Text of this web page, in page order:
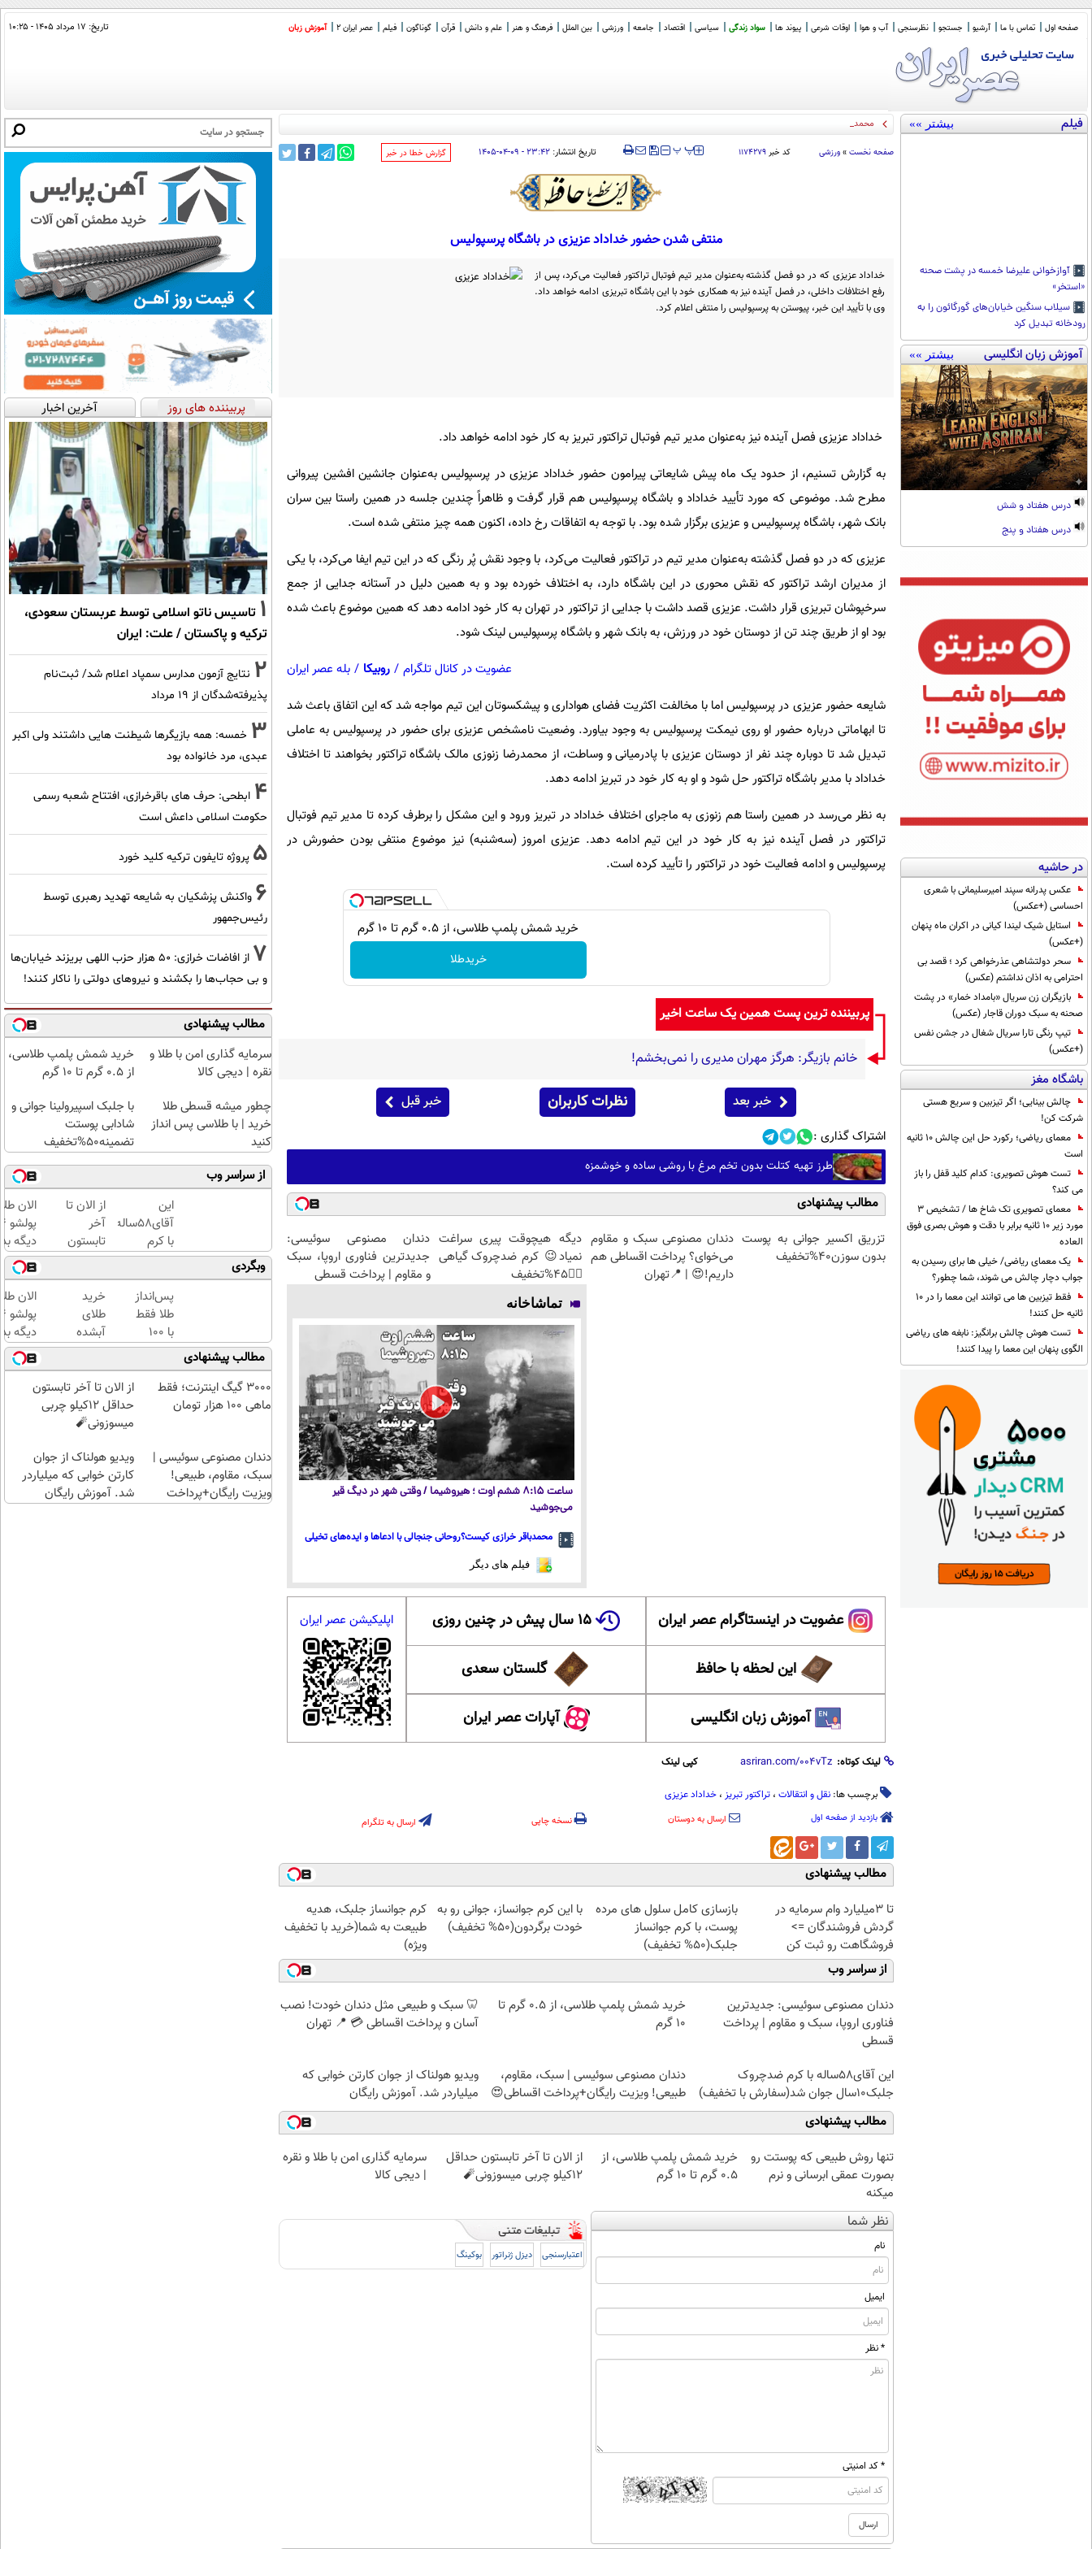
صفحه اول تماس با ما آرشیو جستجو نظرسنجی آب و هوا اوقات شرعی پیوند ها سواد زندگی سیاسی اقتصاد جامعه ورزشی بین الملل فرهنگ و هنر علم و دانش قرآن گوناگون فیلم عصر ایران 2 آموزش زبان تاریخ: ۱۷ مرداد ۱۴۰۵ - ۱۰:۲۵
فیلم بیشتر »»
آوازخوانی علیرضا خمسه در پشت صحنه
«استخر»
سیلاب سنگین خیابان‌های گورگائون را به
رودخانه تبدیل کرد
آموزش زبان انگلیسی بیشتر »»
درس هفتاد و شش
درس هفتاد و پنج
در حاشیه
عکس پدرانه سپند امیرسلیمانی با شعری
احساسی (+عکس)
استایل شیک لیندا کیانی در اکران ماه پنهان
(+عکس)
سحر دولتشاهی عذرخواهی کرد ؛ قصد بی
احترامی به اذان نداشتم (عکس)
بازیگران زن سریال «بامداد خمار» در پشت
صحنه به سبک دوران قاجار (عکس)
تیپ رنگی تارا سریال شغال در جشن نفس
(+عکس)
باشگاه مغز
چالش بینایی؛ اگر تیزبین و سریع هستی
شرکت کن!
معمای ریاضی؛ رکورد حل این چالش 10 ثانیه
است
تست هوش تصویری: کدام کلید قفل را باز
می کند؟
معمای تصویری تک شاخ ها / تشخیص 3
مورد زیر 10 ثانیه برابر با دقت و هوش بصری فوق
العاده
یک معمای ریاضی/ خیلی ها برای رسیدن به
جواب دچار چالش می شوند، شما چطور؟
فقط تیزبین ها می توانند این معما را در 10
ثانیه حل کنند!
تست هوش چالش برانگیز: نابغه های ریاضی
الگوی پنهان این معما را پیدا کنند!
محمدباقر خرازی تحت ت
صفحه نخست » ورزشی کد خبر ۱۱۷۴۲۷۹ ‍‍‍ پ پ تاریخ انتشار:۲۳:۴۲ - ۰۹-۰۴-۱۴۰۵ ‌گزارش خطا در خبر
منتفی شدن حضور خداداد عزیزی در باشگاه پرسپولیس
خداداد عزیزی که در دو فصل گذشته به‌عنوان مدیر تیم فوتبال تراکتور فعالیت می‌کرد، پس از
رفع اختلافات داخلی، در فصل آینده نیز به همکاری خود با این باشگاه تبریزی ادامه خواهد داد.
وی با تأیید این خبر، پیوستن به پرسپولیس را منتفی اعلام کرد.
خداداد عزیزی فصل آینده نیز به‌عنوان مدیر تیم فوتبال تراکتور تبریز به کار خود ادامه خواهد داد.
به گزارش تسنیم، از حدود یک ماه پیش شایعاتی پیرامون حضور خداداد عزیزی در پرسپولیس به‌عنوان جانشین افشین پیروانی
مطرح شد. موضوعی که مورد تأیید خداداد و باشگاه پرسپولیس هم قرار گرفت و ظاهراً چندین جلسه در همین راستا بین سران
بانک شهر، باشگاه پرسپولیس و عزیزی برگزار شده بود. با توجه به اتفاقات رخ داده، اکنون همه چیز منتفی شده است.
عزیزی که در دو فصل گذشته به‌عنوان مدیر تیم در تراکتور فعالیت می‌کرد، با وجود نقش پُر رنگی که در این تیم ایفا می‌کرد، با یکی
از مدیران ارشد تراکتور که نقش محوری در این باشگاه دارد، به اختلاف خورده بود و به همین دلیل در آستانه جدایی از جمع
سرخپوشان تبریزی قرار داشت. عزیزی قصد داشت با جدایی از تراکتور در تهران به کار خود ادامه دهد که همین موضوع باعث شده
بود او از طریق چند تن از دوستان خود در ورزش، به بانک شهر و باشگاه پرسپولیس لینک شود.
عضویت در کانال تلگرام / روبیکا / بله عصر ایران
شایعه حضور عزیزی در پرسپولیس اما با مخالفت اکثریت فضای هواداری و پیشکسوتان این تیم مواجه شد که این اتفاق باعث شد
تا ابهاماتی درباره حضور او روی نیمکت پرسپولیس به وجود بیاورد. وضعیت نامشخص عزیزی برای حضور در پرسپولیس به عاملی
تبدیل شد تا دوباره چند نفر از دوستان عزیزی با پادرمیانی و وساطت، از محمدرضا زنوزی مالک باشگاه تراکتور بخواهند تا اختلاف
خداداد با مدیر باشگاه تراکتور حل شود و او به کار خود در تبریز ادامه دهد.
به نظر می‌رسد در همین راستا هم زنوزی به ماجرای اختلاف خداداد در تبریز ورود و این مشکل را برطرف کرده تا مدیر تیم فوتبال
تراکتور در فصل آینده نیز به کار خود در این تیم ادامه دهد. عزیزی امروز (سه‌شنبه) نیز موضوع منتفی بودن حضورش در
پرسپولیس و ادامه فعالیت خود در تراکتور را تأیید کرده است.
خرید شمش پلمپ طلاسی، از ۰.۵ گرم تا ۱۰ گرم
خریدطلا
پربیننده ترین پست همین یک ساعت اخیر
خانم بازیگر: هرگز مهران مدیری را نمی‌بخشم!
خبر بعد نظرات کاربران خبر قبل
اشتراک گذاری :
طرز تهیه کتلت بدون تخم مرغ با روشی ساده و خوشمزه
مطالب پیشنهادی
تزریق اکسیر جوانی به پوست
بدون سوزن40%تخفیف
دندان مصنوعی سبک و مقاوم
می‌خوای؟ پرداخت اقساطی هم
داریم!😍 | 📍تهران
دیگه هیچوقت پیری سراغت
نمیاد😉 کرم ضدچروک گیاهی
👈🏻45%تخفیف
دندان مصنوعی سوئیسی:
جدیدترین فناوری اروپا، سبک
و مقاوم | پرداخت قسطی
تماشاخانه
ساعت ۸:۱۵ ششم اوت ؛ هیروشیما / وقتی شهر در دیگ قیر
می‌جوشید
محمدباقر خرازی کیست؟روحانی جنجالی با ادعاها و ایده‌های تخیلی
فیلم های دیگر
عضویت در اینستاگرام عصر ایران ۱۵ سال پیش در چنین روزی
این لحظه با حافظ گلستان سعدی
آموزش زبان انگلیسی آپارات عصر ایران
اپلیکیشن عصر ایران
لینک کوتاه: کپی لینک
برچسب ها: نقل و انتقالات ، تراکتور تبریز ، خداداد عزیزی
بازدید از صفحه اول ارسال به دوستان نسخه چاپی ارسال به تلگرام
مطالب پیشنهادی
تا 3میلیارد وام سرمایه در
گردش فروشندگان =>
فروشگاهت رو ثبت کن
بازسازی کامل سلول های مرده
پوست، با کرم جوانساز
جلبک(50% تخفیف)
با این کرم جوانساز، جوانی رو به
خودت برگردون(50% تخفیف)
کرم جوانساز جلبک، هدیه
طبیعت به شما(خرید با تخفیف
ویژه)
از سراسر وب
دندان مصنوعی سوئیسی: جدیدترین
فناوری اروپا، سبک و مقاوم | پرداخت
قسطی
خرید شمش پلمپ طلاسی، از ۰.۵ گرم تا
۱۰ گرم
🦷 سبک و طبیعی مثل دندان خودت! نصب
آسان و پرداخت اقساطی 💳 📍 تهران
این آقای58ساله با کرم ضدچروک
جلبک10سال جوان شد(سفارش با تخفیف)
دندان مصنوعی سوئیسی | سبک، مقاوم،
طبیعی! ویزیت رایگان+پرداخت اقساطی😍
ویدیو هولناک از جوان کارتن خوابی که
میلیاردر شد. آموزش رایگان
مطالب پیشنهادی
تنها روش طبیعی که پوستت رو
بصورت عمقی ابرسانی و نرم
میکنه
خرید شمش پلمپ طلاسی، از
۰.۵ گرم تا ۱۰ گرم
از الان تا آخر تابستون حداقل
12کیلو چربی میسوزونی🧨
سرمایه گذاری امن با طلا و نقره
| دیجی کالا
نظر شما
نام
ایمیل
* نظر
* کد امنیتی
اعتبارسنجی دیزل ژنراتور بوکینگ
پربیننده های روز آخرین اخبار
1 تاسیس ناتو اسلامی توسط عربستان سعودی،
ترکیه و پاکستان / علت: ایران
2 نتایج آزمون مدارس سمپاد اعلام شد/ ثبت‌نام
پذیرفته‌شدگان از ۱۹ مرداد
3 خمسه: همه بازیگرها شیطنت هایی داشتند ولی اکبر
عبدی، مرد خانواده بود
4 ابطحی: حرف های باقرخرازی، افتتاح شعبه رسمی
حکومت اسلامی داعش است
5 پروژه تایفون ترکیه کلید خورد
6 واکنش پزشکیان به شایعه تهدید رهبری توسط
رئیس‌جمهور
7
از افاضات خرازی: ۵۰ هزار حزب اللهی بریزند خیابان‌ها
و بی حجاب‌ها را بکشند و نیرو‌های دولتی را ناکار کنند!
مطالب پیشنهادی
سرمایه گذاری امن با طلا و
نقره | دیجی کالا
خرید شمش پلمپ طلاسی،
از ۰.۵ گرم تا ۱۰ گرم
چطور میشه قسطی طلا
خرید | با طلاسی پس انداز
کنید
با جلبک اسپیرولینا جوانی و
شادابی پوستت
تضمینه50%تخفیف
از سراسر وب
این
آقای58ساله
با کرم
ضدچروک
جلبک10سال
جوان
شد(سفارش
با تخفیف)
از الان تا
آخر
تابستون
حداقل
12کیلو
چربی
میسوزونی
🧨
الان
دیگه
طلا با
بی‌بهره
وبگردی
پس‌انداز
طلا فقط
با ۱۰۰
هزارتومان
(امن و
راحت)
خرید
طلای
آبشده
حتی با
۱۰۰هزارتومان
الان
دیگه
طلا با
بی‌بهره
مطالب پیشنهادی
3000 گیگ اینترنت؛ فقط
ماهی 100 هزار تومان
از الان تا آخر تابستون
حداقل 12کیلو چربی
میسوزونی🧨
دندان مصنوعی سوئیسی |
سبک، مقاوم، طبیعی!
ویزیت رایگان+پرداخت
ویدیو هولناک از جوان
کارتن خوابی که میلیاردر
شد. آموزش رایگان